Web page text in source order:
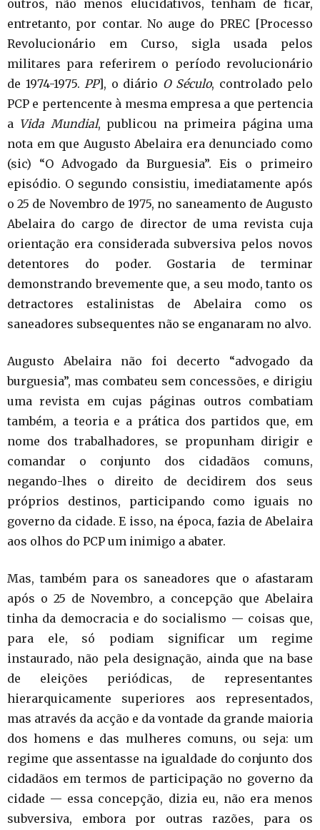
outros, não menos elucidativos, tenham de ficar,
entretanto, por contar. No auge do PREC [Processo
Revolucionário em Curso, sigla usada pelos
militares para referirem o período revolucionário
de 1974-1975. PP], o diário O Século, controlado pelo
PCP e pertencente à mesma empresa a que pertencia
a Vida Mundial, publicou na primeira página uma
nota em que Augusto Abelaira era denunciado como
(sic) “O Advogado da Burguesia”. Eis o primeiro
episódio. O segundo consistiu, imediatamente após
o 25 de Novembro de 1975, no saneamento de Augusto
Abelaira do cargo de director de uma revista cuja
orientação era considerada subversiva pelos novos
detentores do poder. Gostaria de terminar
demonstrando brevemente que, a seu modo, tanto os
detractores estalinistas de Abelaira como os
saneadores subsequentes não se enganaram no alvo.
Augusto Abelaira não foi decerto “advogado da
burguesia”, mas combateu sem concessões, e dirigiu
uma revista em cujas páginas outros combatiam
também, a teoria e a prática dos partidos que, em
nome dos trabalhadores, se propunham dirigir e
comandar o conjunto dos cidadãos comuns,
negando-lhes o direito de decidirem dos seus
próprios destinos, participando como iguais no
governo da cidade. E isso, na época, fazia de Abelaira
aos olhos do PCP um inimigo a abater.
Mas, também para os saneadores que o afastaram
após o 25 de Novembro, a concepção que Abelaira
tinha da democracia e do socialismo — coisas que,
para ele, só podiam significar um regime
instaurado, não pela designação, ainda que na base
de eleições periódicas, de representantes
hierarquicamente superiores aos representados,
mas através da acção e da vontade da grande maioria
dos homens e das mulheres comuns, ou seja: um
regime que assentasse na igualdade do conjunto dos
cidadãos em termos de participação no governo da
cidade — essa concepção, dizia eu, não era menos
subversiva, embora por outras razões, para os